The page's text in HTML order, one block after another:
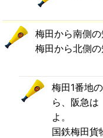
梅田から南側
梅田から北側
梅田1番地
ら、阪急は
よ。
国鉄梅田貨